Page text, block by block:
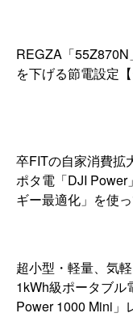
REGZA「55Z870N
を下げる節電設定【
卒FITの自家消費拡
ポタ電「DJI Power
ギー最適化」を使
超小型・軽量、気
1kWh級ポータブル
Power 1000 Mini」